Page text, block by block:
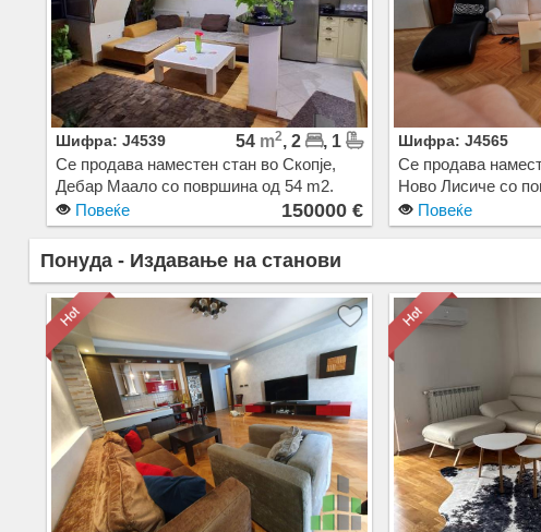
Шифра: J4539 54 m2, 2
, 1
Се продава наместен стан во Скопје,
Дебар Маало со површина од 54 m2.
Екстра: Клима, Централно Парно, Лифт,
Нова Зграда. Цена: 150000 EUR
Повеќе 150000 €
Шифра: J4565
Се продава
Ново Лисиче со
Екстра: Клима,
Цена: 180000 EUR
Повеќе
Понуда - Издавање на станови